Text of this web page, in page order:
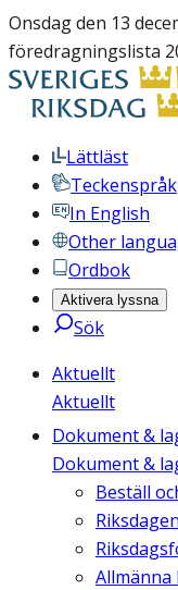
Onsdag den 13
föredragningslista
Lättläst
Teckenspråk
In English
Other
Ordbok
Aktivera lyssna
Sök
Aktuellt
Aktuellt
Dokument &
Dokument &
Beställ